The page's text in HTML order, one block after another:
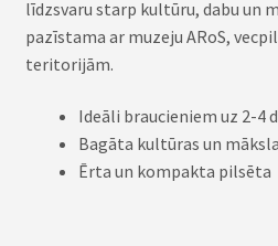
līdzsvaru starp kultūru, dabu un
pazīstama ar muzeju ARoS,
teritorijām.
Ideāli braucieniem uz 2-4
Bagāta kultūras un
Ērta un kompakta pilsēta